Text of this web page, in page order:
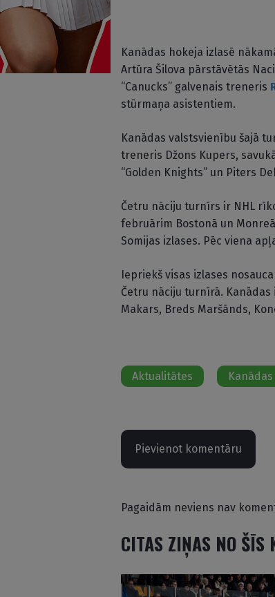
Kanādas hokeja izlasē
Artūra Šilova pārstāvētās
“Canucks” galvenais treneris
stūrmaņa asistentiem.
Kanādas valstsvienību šajā
treneris Džons Kupers,
“Golden Knights” un Piters
Četru nāciju turnīrs ir NHL
februārim Bostonā un
Somijas izlases. Pēc viena
Iepriekš visas izlases
Četru nāciju turnīrā.
Makars, Breds Maršānds,
Aktualitātes
Pievienot komentāru
Pagaidām neviens nav
CITAS ZIŅAS NO ŠĪS